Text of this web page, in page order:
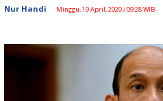
Nur Handi - Minggu, 19 April, 2020 / 09:28 WIB